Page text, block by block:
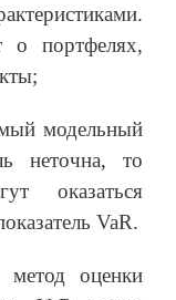
о портфелях,
модельный
неточна, то
оказаться
VaR.
оценки